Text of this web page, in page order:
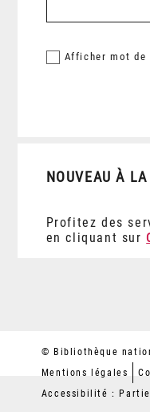
Afficher mot de
NOUVEAU À
Profitez des
en cliquant sur
© Bibliothèque
Mentions légales
Accessibilité :